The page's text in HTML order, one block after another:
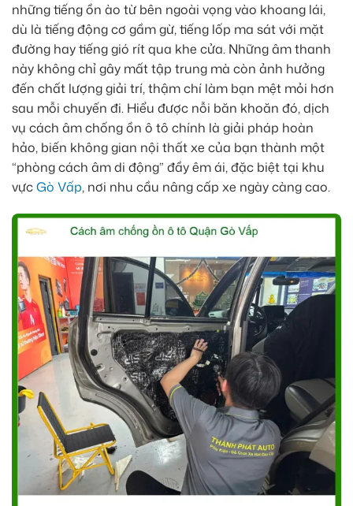
những tiếng ồn ào từ bên ngoài vọng vào khoang lái,
dù là tiếng động cơ gầm gừ, tiếng lốp ma sát với mặt
đường hay tiếng gió rít qua khe cửa. Những âm thanh
này không chỉ gây mất tập trung mà còn ảnh hưởng
đến chất lượng giải trí, thậm chí làm bạn mệt mỏi hơn
sau mỗi chuyến đi. Hiểu được nỗi băn khoăn đó, dịch
vụ cách âm chống ồn ô tô chính là giải pháp hoàn
hảo, biến không gian nội thất xe của bạn thành một
“phòng cách âm di động” đầy êm ái, đặc biệt tại khu
vựcGò Vấp, nơi nhu cầu nâng cấp xe ngày càng cao.